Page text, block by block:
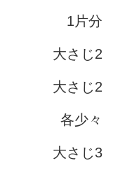
1片分
大さじ2
大さじ2
各少々
大さじ3